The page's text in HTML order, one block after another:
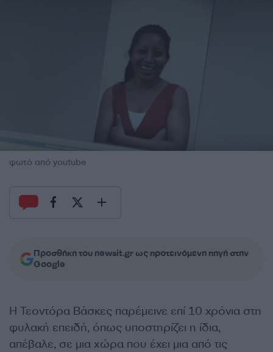
φωτό από youtube
Προσθήκη του newsit.gr ως προτεινόμενη πηγή στην
Google
Η Τεοντόρα Βάσκες παρέμεινε επί 10 χρόνια στη
φυλακή επειδή, όπως υποστηρίζει η ίδια,
απέβαλε, σε μια χώρα που έχει μια από τις